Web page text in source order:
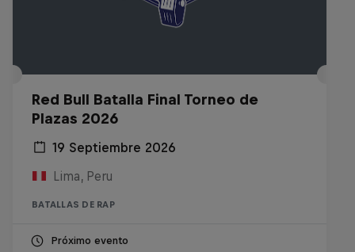
Red Bull Batalla Final Torneo de
Plazas 2026
19 Septiembre 2026
Lima, Peru
BATALLAS DE RAP
Próximo evento